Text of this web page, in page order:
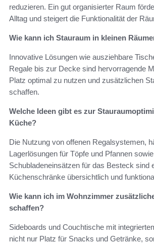
reduzieren. Ein gut organisierter Raum
Alltag und steigert die Funktionalität der
Wie kann ich Stauraum in kleinen
Innovative Lösungen wie ausziehbare
Regale bis zur Decke sind hervorragende
Platz optimal zu nutzen und zusätzlichen
schaffen.
Welche Ideen gibt es zur
Küche?
Die Nutzung von offenen Regalsystemen,
Lagerlösungen für Töpfe und Pfannen sowie
Schubladeneinsätzen für das Besteck sind
Küchenschränke übersichtlich und
Wie kann ich im Wohnzimmer
schaffen?
Sideboards und Couchtische mit
nicht nur Platz für Snacks und Getränke,